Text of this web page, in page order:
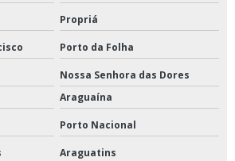
Propriá
Porto da Folha
Nossa Senhora das Dores
Araguaína
Porto Nacional
Araguatins